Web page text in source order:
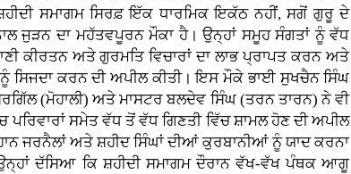
ਸਮਾਗਮ ਸਿਰਫ਼ ਇੱਕ ਧਾਰਮਿਕ ਇਕੱਠ ਨਹੀਂ, ਸਗੋਂ ਗੁਰੂ ਦੇ
ਜੁੜਨ ਦਾ ਮਹੱਤਵਪੂਰਨ ਮੌਕਾ ਹੈ। ਉਨ੍ਹਾਂ ਸਮੂਹ ਸੰਗਤਾਂ ਨੂੰ ਵੱਧ
ਕੀਰਤਨ ਅਤੇ ਗੁਰਮਤਿ ਵਿਚਾਰਾਂ ਦਾ ਲਾਭ ਪ੍ਰਾਪਤ ਕਰਨ ਅਤੇ
ਨੂੰ ਸਿਜਦਾ ਕਰਨ ਦੀ ਅਪੀਲ ਕੀਤੀ। ਇਸ ਮੌਕੇ ਭਾਈ ਸੁਖਚੈਨ ਸਿੰਘ
(ਮੋਹਾਲੀ) ਅਤੇ ਮਾਸਟਰ ਬਲਦੇਵ ਸਿੰਘ (ਤਰਨ ਤਾਰਨ) ਨੇ ਵੀ
ਪਰਿਵਾਰਾਂ ਸਮੇਤ ਵੱਧ ਤੋਂ ਵੱਧ ਗਿਣਤੀ ਵਿੱਚ ਸ਼ਾਮਲ ਹੋਣ ਦੀ ਅਪੀਲ
ਜਰਨੈਲਾਂ ਅਤੇ ਸ਼ਹੀਦ ਸਿੰਘਾਂ ਦੀਆਂ ਕੁਰਬਾਨੀਆਂ ਨੂੰ ਯਾਦ ਕਰਨਾ
ਦੱਸਿਆ ਕਿ ਸ਼ਹੀਦੀ ਸਮਾਗਮ ਦੌਰਾਨ ਵੱਖ-ਵੱਖ ਪੰਥਕ ਆਗੂ